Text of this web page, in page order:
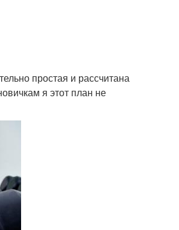
простая и рассчитана
я этот план не